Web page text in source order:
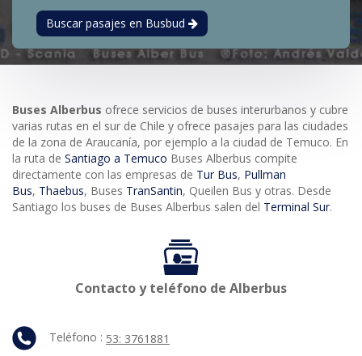
Buscar pasajes en Busbud
Buses Alberbus ofrece servicios de buses interurbanos y cubre
varias rutas en el sur de Chile y ofrece pasajes para las ciudades
de la zona de Araucanía, por ejemplo a la ciudad de Temuco. En
la ruta de Santiago a Temuco Buses Alberbus compite
directamente con las empresas de Tur Bus, Pullman
Bus, Thaebus, Buses TranSantin, Queilen Bus y otras. Desde
Santiago los buses de Buses Alberbus salen del Terminal Sur.
Contacto y teléfono de Alberbus
Teléfono : 53: 3761881